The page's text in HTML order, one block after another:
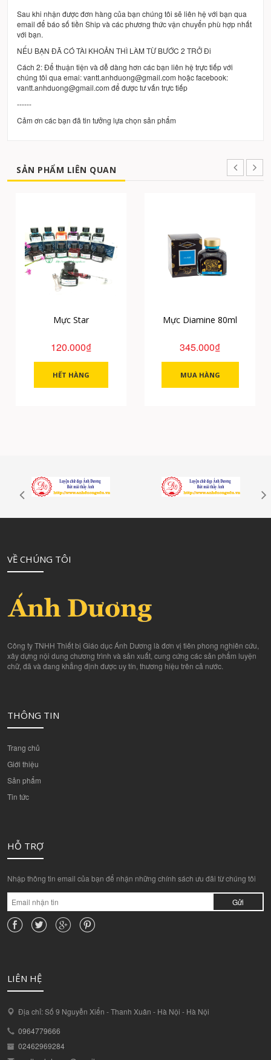
Sau khi nhận được đơn hàng của bạn chúng tôi sẽ liên hệ với bạn qua
email để báo số tiền Ship và các phương thức vận chuyển phù hợp nhất
với bạn.
NẾU BẠN ĐÃ CÓ TÀI KHOẢN THÌ LÀM TỪ BƯỚC 2 TRỞ Đi
Cách 2: Để thuận tiện và dễ dàng hơn các bạn liên hệ trực tiếp với
chúng tôi qua emai: vantt.anhduong@gmail.com hoặc facebook:
vantt.anhduong@gmail.com để được tư vấn trực tiếp
------
Cảm ơn các bạn đã tin tưởng lựa chọn sản phẩm
SẢN PHẨM LIÊN QUAN
Mực Star
120.000₫
HẾT HÀNG
Mực Diamine 80ml
345.000₫
MUA HÀNG
VỀ CHÚNG TÔI
Công ty TNHH Thiết bị Giáo dục Ánh Dương là đơn vị tiên phong nghiên cứu,
xây dựng nội dung chương trình và sản xuất, cung cứng các sản phẩm luyện
chữ, đã và đang khẳng định được uy tín, thương hiệu trên cả nước.
THÔNG TIN
Trang chủ
Giới thiệu
Sản phẩm
Tin tức
HỖ TRỢ
Nhập thông tin email của bạn để nhận những chính sách ưu đãi từ chúng tôi
Gửi
LIÊN HỆ
Địa chỉ: Số 9 Nguyễn Xiển - Thanh Xuân - Hà Nội - Hà Nội
0964779666
02462969284